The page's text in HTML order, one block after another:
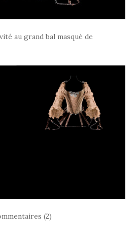
au grand bal masqué de
(2)